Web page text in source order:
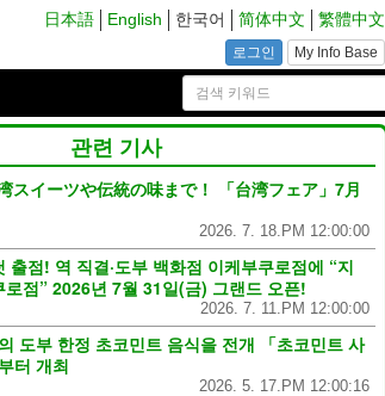
日本語 English 한국어 简体中文 繁體中文
로그인 My Info Base
관련 기사
スイーツや伝統の味まで！ 「台湾フェア」7月
2026. 7. 18.PM 12:00:00
출점! 역 직결·도부 백화점 이케부쿠로점에 “지
로점” 2026년 7월 31일(금) 그랜드 오픈!
2026. 7. 11.PM 12:00:00
도부 한정 초코민트 음식을 전개 「초코민트 사
터 개최
2026. 5. 17.PM 12:00:16